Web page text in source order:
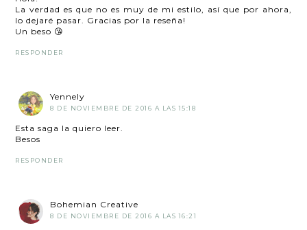
La verdad es que no es muy de mi estilo, así que por ahora,
lo dejaré pasar. Gracias por la reseña!
Un beso 😘
RESPONDER
Yennely
8 DE NOVIEMBRE DE 2016 A LAS 15:18
Esta saga la quiero leer.
Besos
RESPONDER
Bohemian Creative
8 DE NOVIEMBRE DE 2016 A LAS 16:21